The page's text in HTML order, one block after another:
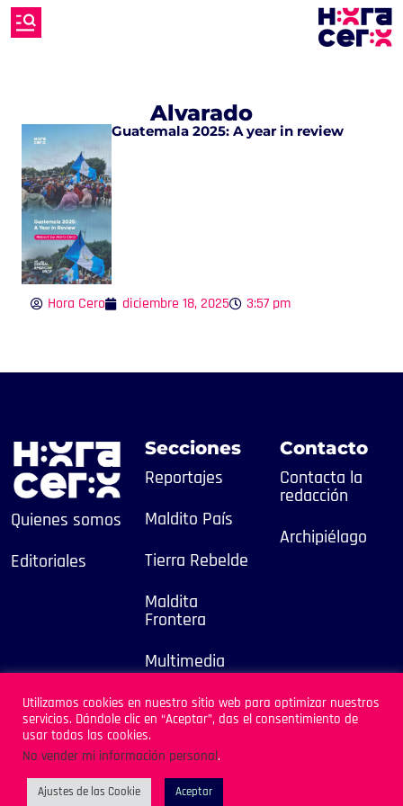
Alvarado
Guatemala 2025: A year in review
Hora Cero diciembre 18, 2025 3:57 pm
Quienes somos
Editoriales
Secciones
Reportajes
Maldito País
Tierra Rebelde
Maldita
Frontera
Multimedia
2025
Contacto
Contacta la
redacción
Archipiélago
Sitio Desarrollado por
Archipiélago
Utilizamos cookies en nuestro sitio web para optimizar nuestros
servicios. Dándole clic en “Aceptar”, das el consentimiento de
usar todas las cookies.
No vender mi información personal.
Ajustes de las Cookie Aceptar